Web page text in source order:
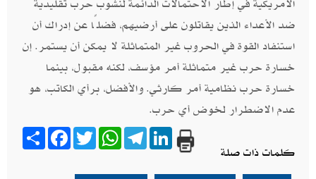
الأمريكية في إطار الاحتمالات الدائمة لنشوب حرب تقليدية
ضد الأعداء الذين يقاتلون على أرضيهم، فضلًا عن إدراك أن
استنفاد القوة في الحروب غير المتماثلة لا يمكن أن يستمر. إن
خسارة حرب غير متماثلة أمر مؤسف، لكنه مقبول، بينما
خسارة حرب نظامية أمر كارثي. والأفضل، برأي الكاتب، هو
عدم الاضطرار لخوض أي حرب.
Share
FacebookTwitter
WhatsApp
Telegram
LinkedIn
كلمات ذات صلة